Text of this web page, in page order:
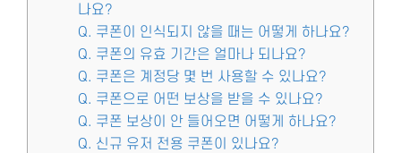
나요?
Q. 쿠폰이 인식되지 않을 때는 어떻게 하나요?
Q. 쿠폰의 유효 기간은 얼마나 되나요?
Q. 쿠폰은 계정당 몇 번 사용할 수 있나요?
Q. 쿠폰으로 어떤 보상을 받을 수 있나요?
Q. 쿠폰 보상이 안 들어오면 어떻게 하나요?
Q. 신규 유저 전용 쿠폰이 있나요?